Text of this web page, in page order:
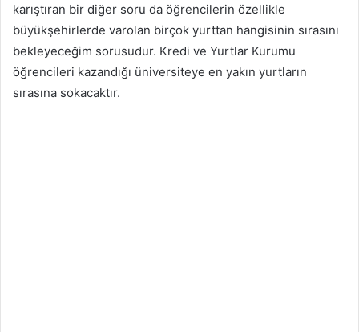
karıştıran bir diğer soru da öğrencilerin özellikle
büyükşehirlerde varolan birçok yurttan hangisinin sırasını
bekleyeceğim sorusudur. Kredi ve Yurtlar Kurumu
öğrencileri kazandığı üniversiteye en yakın yurtların
sırasına sokacaktır.